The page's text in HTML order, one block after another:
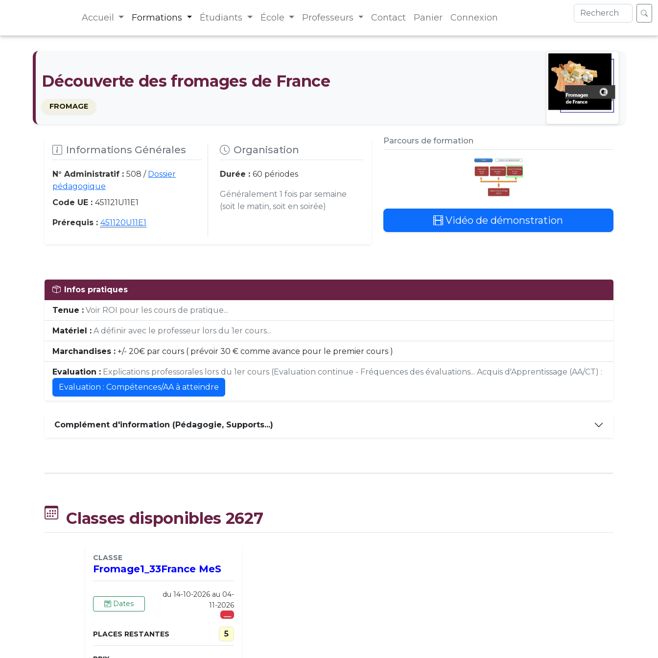
Accueil Formations Étudiants École Professeurs Contact Panier Connexion
Découverte des fromages de France
FROMAGE
Informations Générales
N° Administratif :508 / Dossier
pédagogique
Code UE :451121U11E1
Prérequis :451120U11E1
Organisation
Durée : 60 périodes
Généralement 1 fois par semaine
(soit le matin, soit en soirée)
Parcours de formation
Vidéo de démonstration
Infos pratiques
Tenue : Voir ROI pour les cours de pratique...
Matériel : A définir avec le professeur lors du 1er cours...
Marchandises : +/- 20€ par cours ( prévoir 30 € comme avance pour le premier cours )
Evaluation : Explications professorales lors du 1er cours (Evaluation continue - Fréquences des évaluations... Acquis d'Apprentissage (AA/CT) :
Evaluation : Compétences/AA à atteindre
Complément d'information (Pédagogie, Supports...)
Classes disponibles 2627
CLASSE
Fromage1_33France MeS
Dates
du 14-10-2026 au 04-
11-2026
___
PLACES RESTANTES 5